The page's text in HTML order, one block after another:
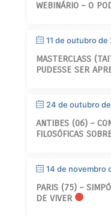
WEBINÁRIO – O
11 de outubro de
MASTERCLASS
PUDESSE SER
24 de outubro
ANTIBES (06) –
FILOSÓFICAS
14 de novembro
PARIS (75) –
DE VIVER